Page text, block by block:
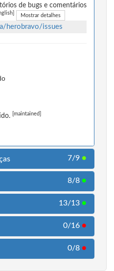
de bugs e comentários
Mostrar detalhes
herobravo/issues
[maintained]
7/9 ●
8/8 ●
13/13 ●
0/16 ●
0/8 ●